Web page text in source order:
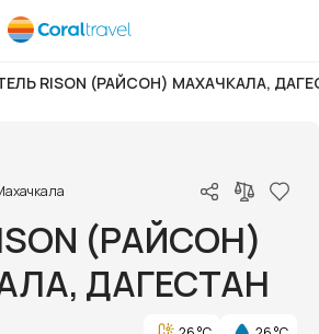
RISON (РАЙСОН) МАХАЧКАЛА,
1/38
(РАЙСОН)
ДАГЕСТАН